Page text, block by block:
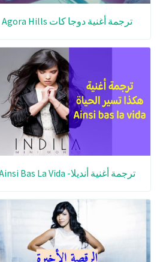
ترجمة أغنية دوجا كات Agora Hills
ترجمة أغنية أنديلا- Ainsi Bas La Vida